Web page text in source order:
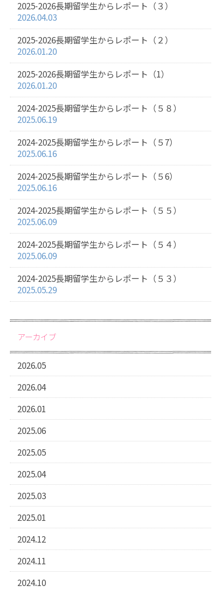
2025-2026長期留学生からレポート（３）
2026.04.03
2025-2026長期留学生からレポート（２）
2026.01.20
2025-2026長期留学生からレポート（1）
2026.01.20
2024-2025長期留学生からレポート（５８）
2025.06.19
2024-2025長期留学生からレポート（５7）
2025.06.16
2024-2025長期留学生からレポート（５6）
2025.06.16
2024-2025長期留学生からレポート（５５）
2025.06.09
2024-2025長期留学生からレポート（５４）
2025.06.09
2024-2025長期留学生からレポート（５３）
2025.05.29
アーカイブ
2026.05
2026.04
2026.01
2025.06
2025.05
2025.04
2025.03
2025.01
2024.12
2024.11
2024.10